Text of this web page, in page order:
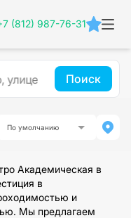
(812) 987-76-31
Поиск
По умолчанию
Академическая в
в
и
Мы предлагаем